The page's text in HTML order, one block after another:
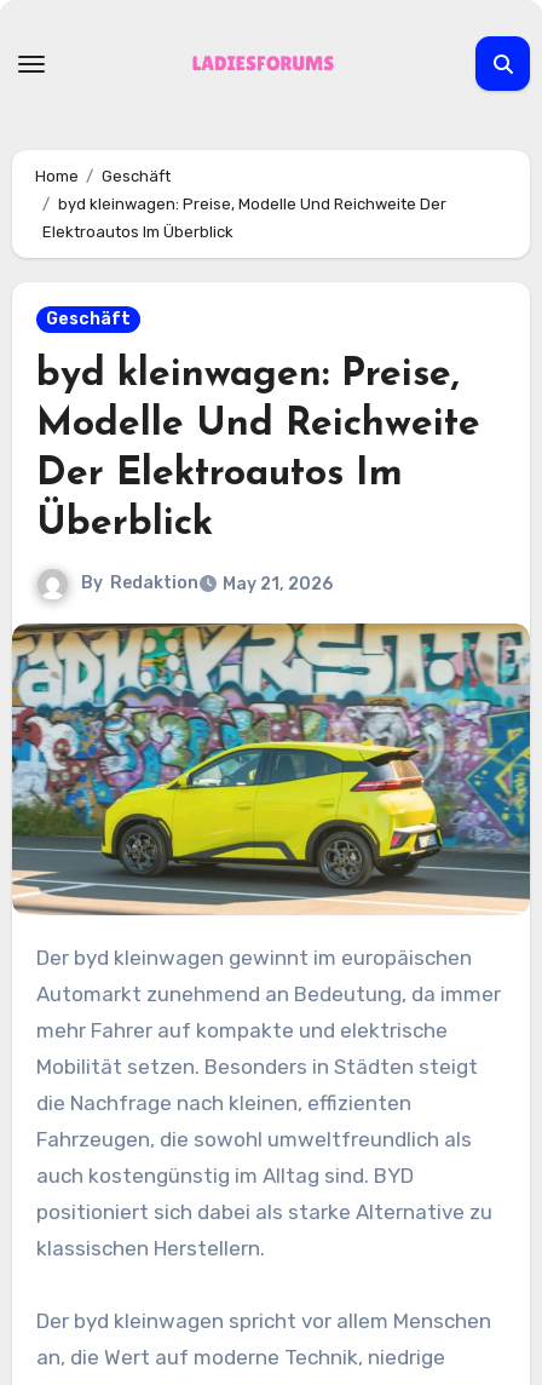
Home
Geschäft
byd kleinwagen: Preise, Modelle Und Reichweite Der
Elektroautos Im Überblick
Geschäft
byd kleinwagen: Preise,
Modelle Und Reichweite
Der Elektroautos Im
Überblick
By Redaktion May 21, 2026
Der byd kleinwagen gewinnt im europäischen
Automarkt zunehmend an Bedeutung, da immer
mehr Fahrer auf kompakte und elektrische
Mobilität setzen. Besonders in Städten steigt
die Nachfrage nach kleinen, effizienten
Fahrzeugen, die sowohl umweltfreundlich als
auch kostengünstig im Alltag sind. BYD
positioniert sich dabei als starke Alternative zu
klassischen Herstellern.
Der byd kleinwagen spricht vor allem Menschen
an, die Wert auf moderne Technik, niedrige